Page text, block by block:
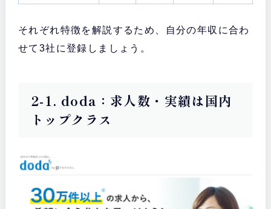
それぞれ特徴を解説するため、自分の年収に合わ
せて3社に登録しましょう。
2-1. doda：求人数・実績は国内
トップクラス